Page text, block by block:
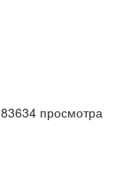
83634 просмотра